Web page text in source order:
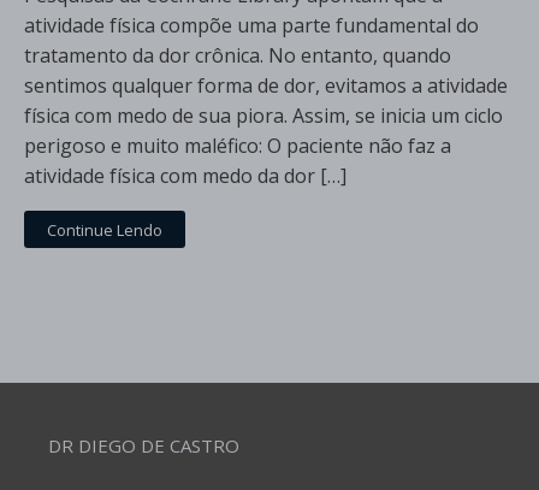
atividade física compõe uma parte fundamental do
tratamento da dor crônica. No entanto, quando
sentimos qualquer forma de dor, evitamos a atividade
física com medo de sua piora. Assim, se inicia um ciclo
perigoso e muito maléfico: O paciente não faz a
atividade física com medo da dor […]
Continue Lendo
DR DIEGO DE CASTRO